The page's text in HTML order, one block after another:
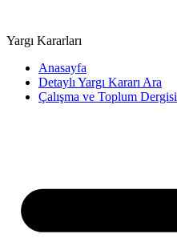
Yargı Kararları
Anasayfa
Detaylı Yargı Kararı Ara
Çalışma ve Toplum Dergisi